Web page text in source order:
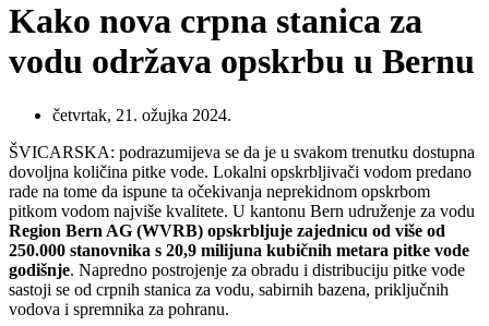
Kako nova crpna stanica za
vodu održava opskrbu u Bernu
četvrtak, 21. ožujka 2024.
ŠVICARSKA: podrazumijeva se da je u svakom trenutku dostupna
dovoljna količina pitke vode. Lokalni opskrbljivači vodom predano
rade na tome da ispune ta očekivanja neprekidnom opskrbom
pitkom vodom najviše kvalitete. U kantonu Bern udruženje za vodu
Region Bern AG (WVRB) opskrbljuje zajednicu od više od
250.000 stanovnika s 20,9 milijuna kubičnih metara pitke vode
godišnje. Napredno postrojenje za obradu i distribuciju pitke vode
sastoji se od crpnih stanica za vodu, sabirnih bazena, priključnih
vodova i spremnika za pohranu.